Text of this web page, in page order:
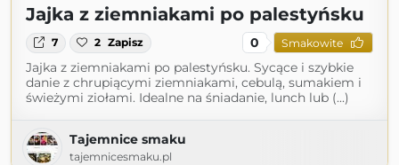
Jajka z ziemniakami po palestyńsku
7 2 Zapisz 0 Smakowite
Jajka z ziemniakami po palestyńsku. Sycące i szybkie
danie z chrupiącymi ziemniakami, cebulą, sumakiem i
świeżymi ziołami. Idealne na śniadanie, lunch lub (...)
Tajemnice smaku
tajemnicesmaku.pl